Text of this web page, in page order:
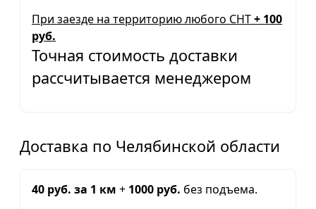
При заезде на территорию любого СНТ+ 100
руб.
Точная стоимость доставки
рассчитывается менеджером
Доставка по Челябинской области
40 руб. за 1 км + 1000 руб. без подъема.